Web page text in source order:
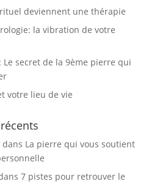
deviennent une thérapie
la vibration de votre
Le secret de la 9ème pierre qui
votre lieu de vie
dans La pierre qui vous soutient
7 pistes pour retrouver le